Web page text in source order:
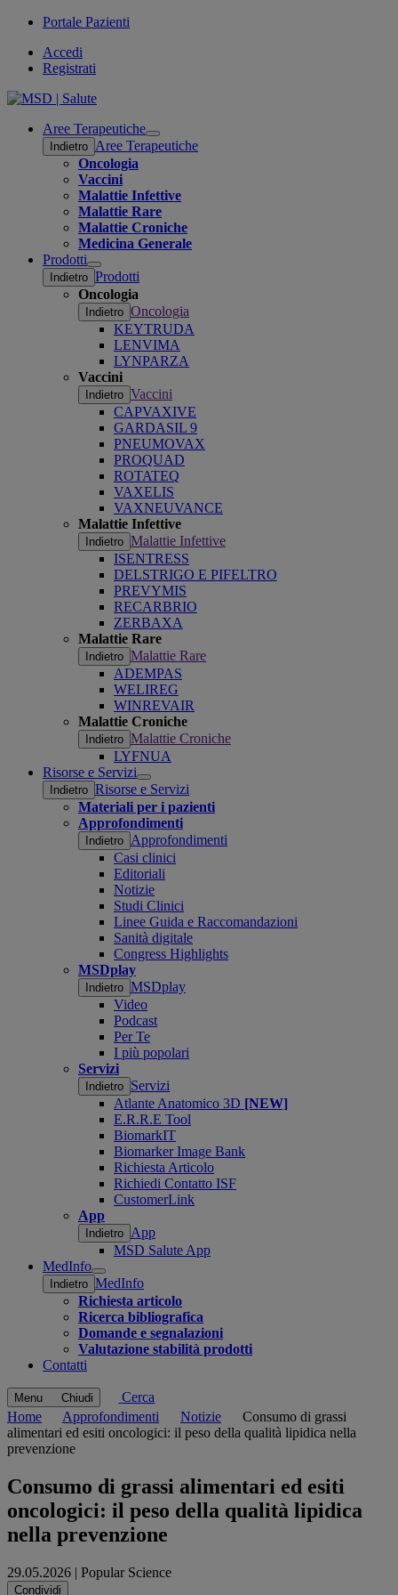
Portale Pazienti
Accedi
Registrati
Aree Terapeutiche
Open
submenu
Indietro Aree Terapeutiche
Oncologia
Vaccini
Malattie Infettive
Malattie Rare
Malattie Croniche
Medicina Generale
Prodotti
Open
submenu
Indietro Prodotti
Oncologia
Indietro Oncologia
KEYTRUDA
LENVIMA
LYNPARZA
Vaccini
Indietro Vaccini
CAPVAXIVE
GARDASIL 9
PNEUMOVAX
PROQUAD
ROTATEQ
VAXELIS
VAXNEUVANCE
Malattie Infettive
Indietro Malattie Infettive
ISENTRESS
DELSTRIGO E PIFELTRO
PREVYMIS
RECARBRIO
ZERBAXA
Malattie Rare
Indietro Malattie Rare
ADEMPAS
WELIREG
WINREVAIR
Malattie Croniche
Indietro Malattie Croniche
LYFNUA
Risorse e Servizi
Open
submenu
Indietro Risorse e Servizi
Materiali per i pazienti
Approfondimenti
Indietro Approfondimenti
Casi clinici
Editoriali
Notizie
Studi Clinici
Linee Guida e Raccomandazioni
Sanità digitale
Congress Highlights
MSDplay
Indietro MSDplay
Video
Podcast
Per Te
I più popolari
Servizi
Indietro Servizi
Atlante Anatomico 3D [NEW]
E.R.R.E Tool
BiomarkIT
Biomarker Image Bank
Richiesta Articolo
Richiedi Contatto ISF
CustomerLink
App
Indietro App
MSD Salute App
MedInfo
Open
submenu
Indietro MedInfo
Richiesta articolo
Ricerca bibliografica
Domande e segnalazioni
Valutazione stabilità prodotti
Contatti
Menu Chiudi
Cerca
Home
Approfondimenti Notizie
Consumo di grassi
alimentari ed esiti oncologici: il peso della qualità lipidica nella
prevenzione
Consumo di grassi alimentari ed esiti
oncologici: il peso della qualità lipidica
nella prevenzione
29.05.2026 | Popular Science
Share this
Condividi